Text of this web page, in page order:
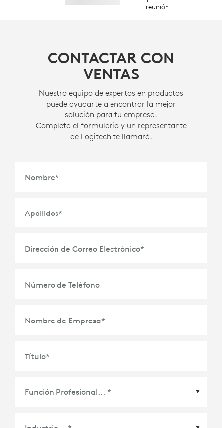
reunión.
CONTACTAR CON
VENTAS
Nuestro equipo de expertos en productos
puede ayudarte a encontrar la mejor
solución para tu empresa.
Completa el formulario y un representante
de Logitech te llamará.
Nombre*
Apellidos*
Dirección de Correo Electrónico*
Número de Teléfono
Nombre de Empresa*
Título*